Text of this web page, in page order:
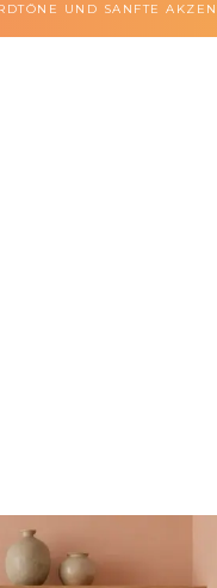
UND SANFTE